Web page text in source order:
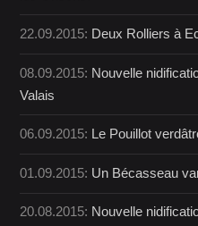
22.09.2015: Deux Rolliers à
08.09.2015: Nouvelle
Valais
06.09.2015: Le Pouillot
01.09.2015: Un Bécasseau
20.08.2015: Nouvelle